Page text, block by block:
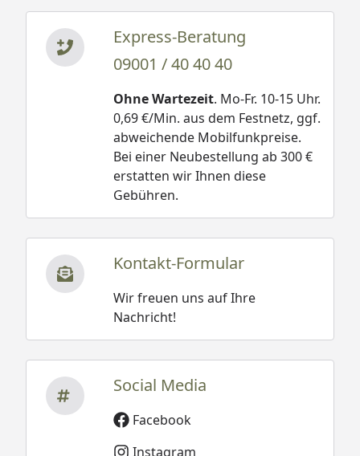
Express-Beratung
09001 / 40 40 40
Ohne Wartezeit. Mo-Fr. 10-15 Uhr.
0,69 €/Min. aus dem Festnetz, ggf.
abweichende Mobilfunkpreise.
Bei einer Neubestellung ab 300 €
erstatten wir Ihnen diese
Gebühren.
Kontakt-Formular
Wir freuen uns auf Ihre
Nachricht!
Social Media
Facebook
Instagram